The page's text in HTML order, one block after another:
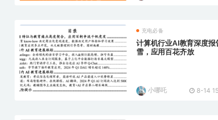
充电必备
计算机行业AI教育深度
雪，应用百花齐放
小哪吒 8-14